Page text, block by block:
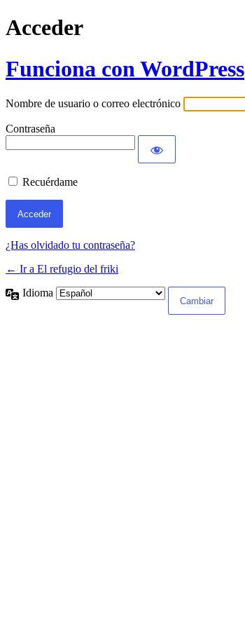
Acceder
Funciona con WordPress
Nombre de usuario o correo electrónico
Contraseña
Recuérdame
¿Has olvidado tu contraseña?
← Ir a El refugio del friki
Idioma